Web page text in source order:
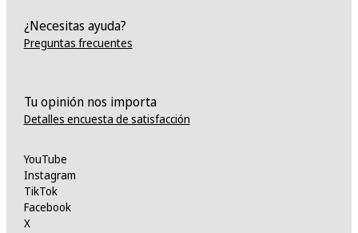
¿Necesitas ayuda?
Preguntas frecuentes
Tu opinión nos importa
Detalles encuesta de satisfacción
YouTube
Instagram
TikTok
Facebook
X